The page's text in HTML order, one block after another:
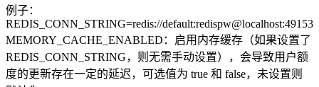
例子：
REDIS_CONN_STRING=redis://default:redispw@localhost:49153
MEMORY_CACHE_ENABLED：启用内存缓存（如果设置了
REDIS_CONN_STRING，则无需手动设置），会导致用户额
度的更新存在一定的延迟，可选值为 true 和 false，未设置则